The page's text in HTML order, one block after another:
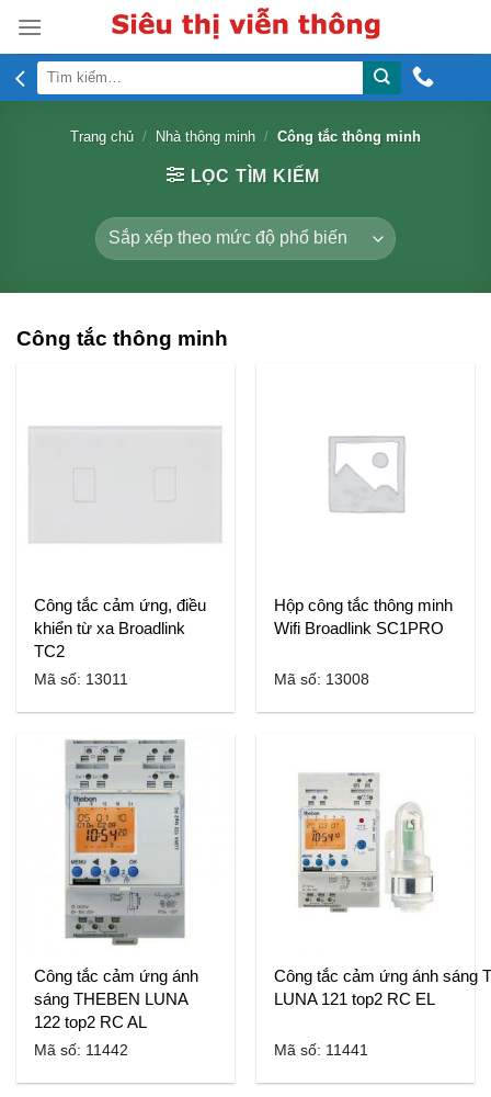
content
Tìm
kiếm:
Trang chủ / Nhà thông minh / Công tắc thông minh
LỌC TÌM KIẾM
Công tắc thông minh
Công tắc cảm ứng, điều
khiển từ xa Broadlink
TC2
Mã số: 13011
Hộp công tắc thông minh
Wifi Broadlink SC1PRO
Mã số: 13008
Công tắc cảm ứng ánh
sáng THEBEN LUNA
122 top2 RC AL
Mã số: 11442
Công tắc cảm ứng ánh sáng
LUNA 121 top2 RC EL
Mã số: 11441